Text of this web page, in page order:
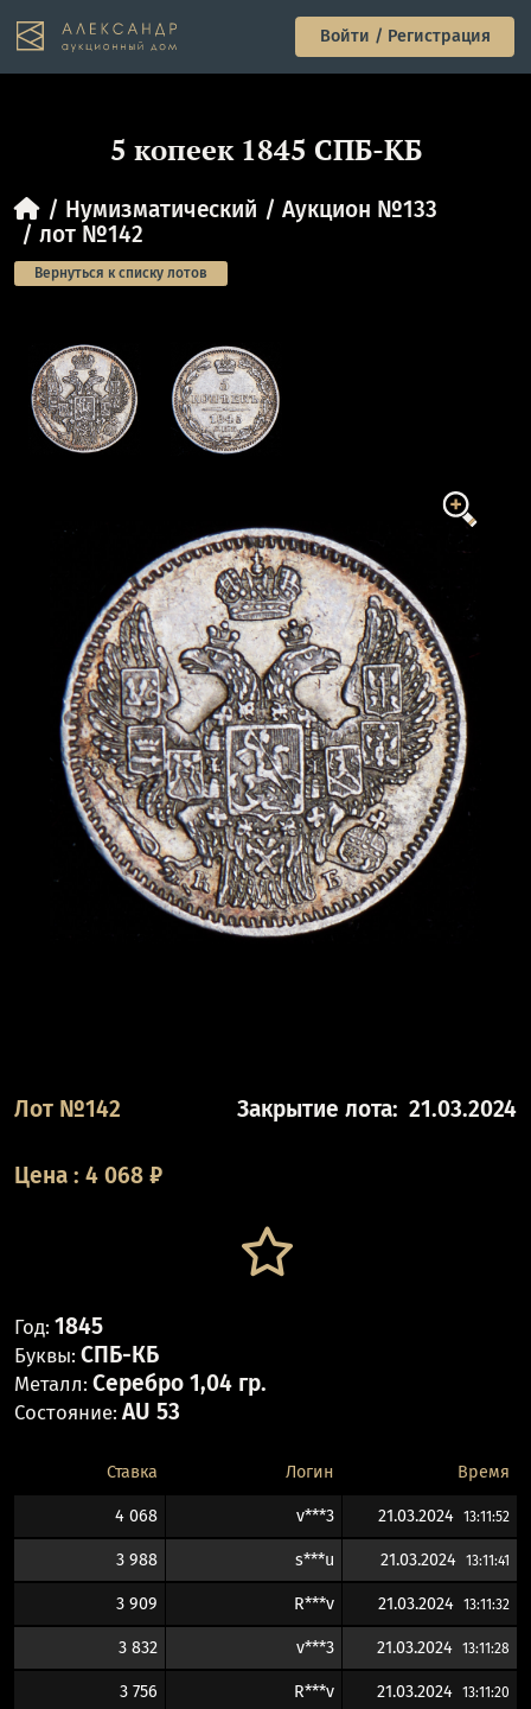
Войти / Регистрация
5 копеек 1845 СПБ-КБ
Нумизматический
Аукцион №133
лот №142
Вернуться к списку лотов
Лот №142 Закрытие лота: 21.03.2024
Цена : 4 068 ₽
Год: 1845
Буквы: СПБ-КБ
Металл: Серебро 1,04 гр.
Состояние: AU 53
Ставка Логин Время
4 068 v***3 21.03.2024 13:11:52
3 988 s***u 21.03.2024 13:11:41
3 909 R***v 21.03.2024 13:11:32
3 832 v***3 21.03.2024 13:11:28
3 756 R***v 21.03.2024 13:11:20